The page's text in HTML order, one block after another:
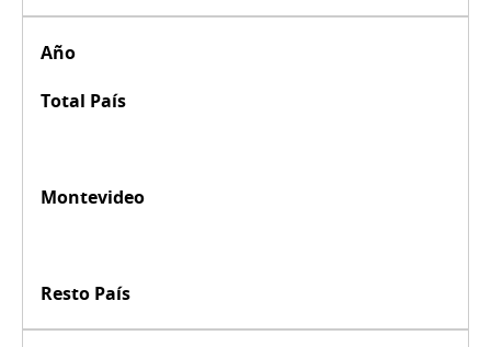
Año
Total País
Montevideo
Resto País